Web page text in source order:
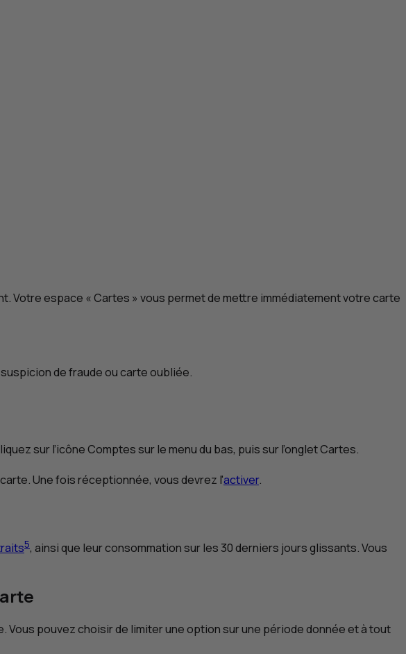
Votre espace « Cartes » vous permet de mettre immédiatement votre carte
de fraude ou carte oubliée.
sur l’icône Comptes sur le menu du bas, puis sur l’onglet Cartes.
Une fois réceptionnée, vous devrez l'activer.
5, ainsi que leur consommation sur les 30 derniers jours glissants. Vous
pouvez choisir de limiter une option sur une période donnée et à tout